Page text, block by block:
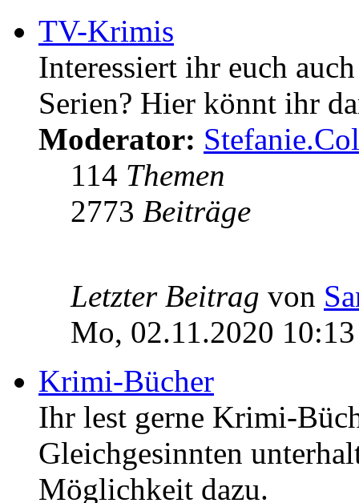
TV-Krimis
Interessiert ihr euch
Serien? Hier könnt ihr
Moderator:
114 Themen
2773 Beiträge
Letzter Beitrag von
Mo, 02.11.2020 10:13
Krimi-Bücher
Ihr lest gerne Krimi-
Gleichgesinnten
Möglichkeit dazu.